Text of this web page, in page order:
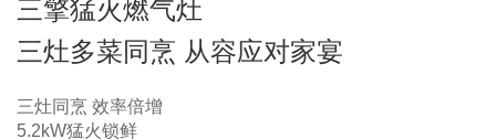
三擎猛火燃气灶
三灶多菜同烹 从容应对家宴
三灶同烹 效率倍增
5.2kW猛火锁鲜